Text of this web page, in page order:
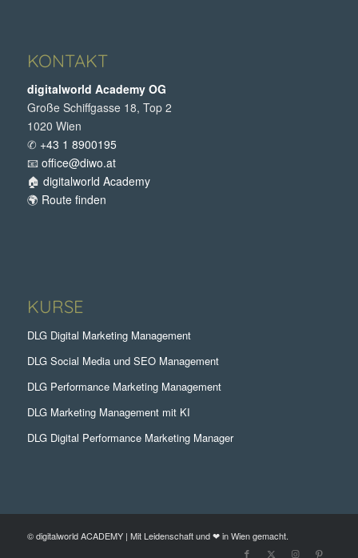
KONTAKT
digitalworld Academy OG
Große Schiffgasse 18, Top 2
1020 Wien
✆ +43 1 8900195
📧 office@diwo.at
🏠 digitalworld Academy
🌍 Route finden
KURSE
DLG Digital Marketing Management
DLG Social Media und SEO Management
DLG Performance Marketing Management
DLG Marketing Management mit KI
DLG Digital Performance Marketing Manager
© digitalworld ACADEMY | Mit Leidenschaft und ❤ in Wien gemacht.